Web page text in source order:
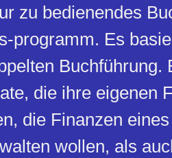
zu bedienendes
programm. Es
Buchführung.
die ihre eigenen
die Finanzen
wollen, als